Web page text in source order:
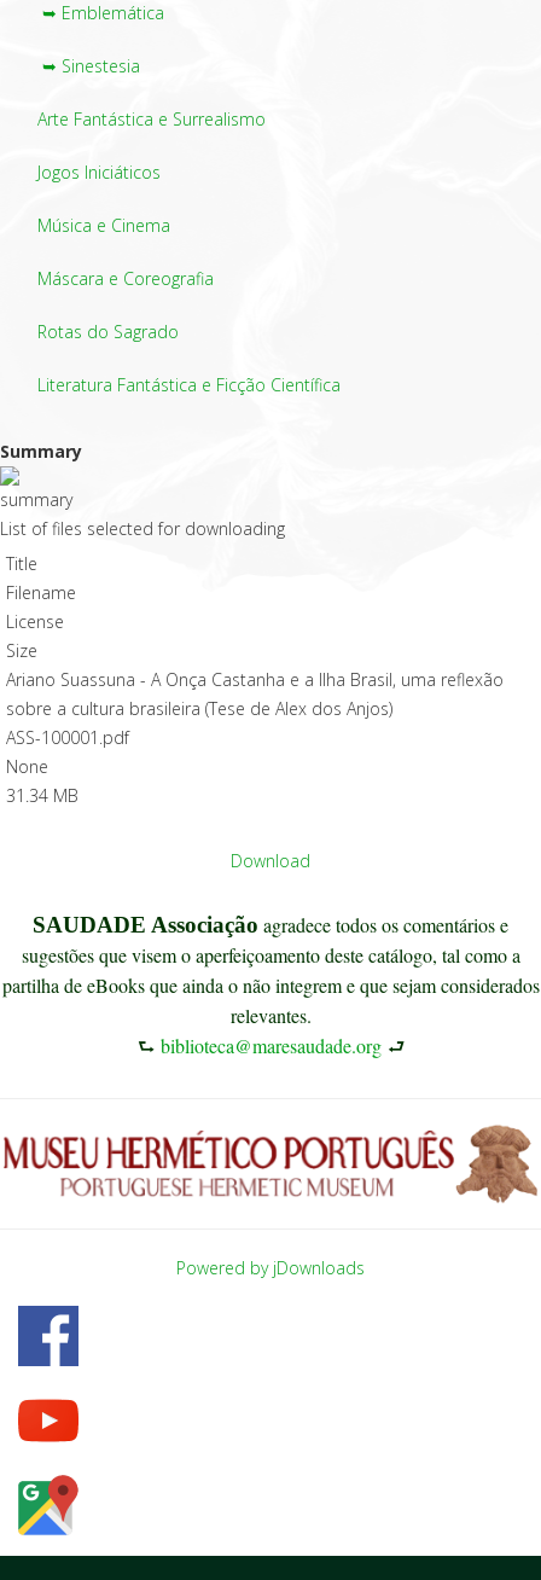
➥ Emblemática
➥ Sinestesia
Arte Fantástica e Surrealismo
Jogos Iniciáticos
Música e Cinema
Máscara e Coreografia
Rotas do Sagrado
Literatura Fantástica e Ficção Científica
Summary
List of files selected for downloading
Title
Filename
License
Size
Ariano Suassuna - A Onça Castanha e a Ilha Brasil, uma reflexão
sobre a cultura brasileira (Tese de Alex dos Anjos)
ASS-100001.pdf
None
31.34 MB
Download
SAUDADE Associação agradece todos os comentários e
sugestões que visem o aperfeiçoamento deste catálogo, tal como a
partilha de eBooks que ainda o não integrem e que sejam considerados
relevantes.
⮑ biblioteca@maresaudade.org⮐
Powered by jDownloads